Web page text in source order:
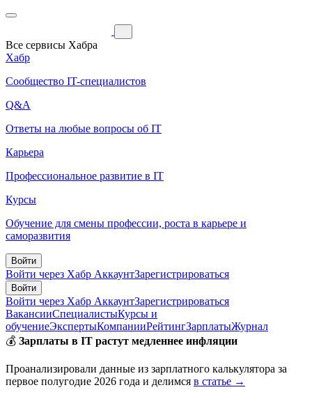
Все сервисы Хабра
Хабр
Сообщество IT-специалистов
Q&A
Ответы на любые вопросы об IT
Карьера
Профессиональное развитие в IT
Курсы
Обучение для смены профессии, роста в карьере и
саморазвития
Войти
Войти через Хабр АккаунтЗарегистрироваться
Войти
Войти через Хабр АккаунтЗарегистрироваться
ВакансииСпециалистыКурсы и
обучениеЭкспертыКомпанииРейтингЗарплатыЖурнал
💰 Зарплаты в IT растут медленнее инфляции
Проанализировали данные из зарплатного калькулятора за
первое полугодие 2026 года и делимся в статье →